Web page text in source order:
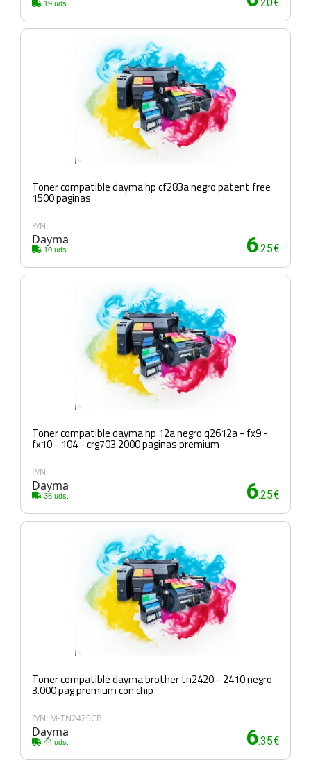
19 uds.
Toner compatible dayma hp cf283a negro patent free
1500 paginas
P/N:
Dayma
10 uds. 6.25€
Toner compatible dayma hp 12a negro q2612a - fx9 -
fx10 - 104 - crg703 2000 paginas premium
P/N:
Dayma
36 uds. 6.25€
Toner compatible dayma brother tn2420 - 2410 negro
3.000 pag premium con chip
P/N: M-TN2420CB
Dayma
44 uds. 6.35€